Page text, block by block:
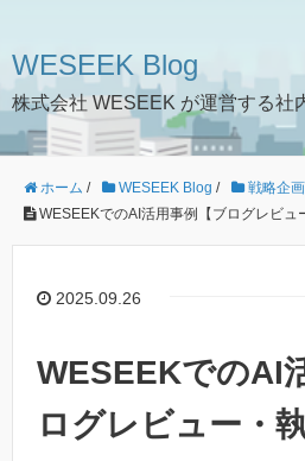
WESEEK Blog
株式会社 WESEEK が運営する社
ホーム / WESEEK Blog / 戦略企
WESEEKでのAI活用事例【ブログレビュ
2025.09.26
WESEEKでのAI
ログレビュー・